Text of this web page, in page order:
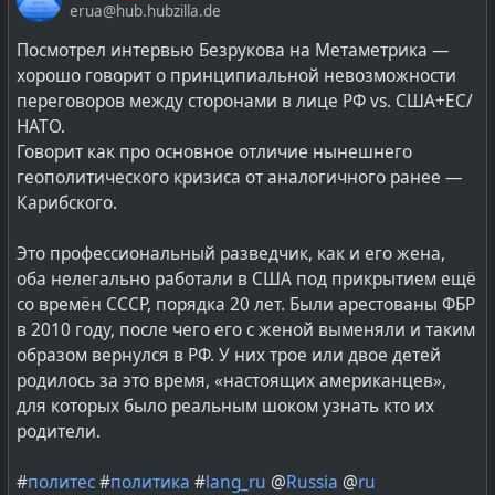
а нацизма — к построению тоталитарного
#фашизм#нацизм#тоталитаризм# общество
#lang_ru@Russia
антагонист тоталитаризму и либерал-демократизму.
Сваливание в тоталитаризм
На примере Италии и Германии известно, что фашизм
приводит к тоталитаризму. Возникает это по той
причине, что фашизм является союзом или же
объединением весьма различных политических сил.
Лишь на время примиряя и объединяя как
умеренных традиционалистов-консервато­ров, так и
нацистов (крайних представителей
националистической идеи).
Возникает данное явление как реакция на угрозу:
• победы «левого» варианта тоталитаризма
(коммунистов);
• скатывания общества в «разврат» либерал-
демократизма.
Союз диаметрально противоположных сил
В период инфантилизма социума мы вступили уже
очень давно, со времен формирования общества
потребления. С тех пор, как самым популярным и
кассовым голливудским жанром стали сказки для
детей и взрослых, будь то «Звездные войны» или
«Пираты Карибского моря».
сфере, когда в политику приходят 30-40-летние люди с
ценностной системой и эмоциональной сферой детей.
Возбудимые, капризные, безответственные, уверенные
в том, что они хорошие, не умеющие терпеть и
ждать, а главное — не умеющие договариваться
Еще жив [бывший государственный секретарь США]
Генри Киссинджер, живы люди ушедшей эпохи.
противников умных, интеллигентных, образованных,
erua@hub.hubzilla.de
Посмотрел интервью Безрукова на Метаметрика —
хорошо говорит о принципиальной невозможности
переговоров между сторонами в лице РФ vs. США+ЕС/
НАТО.
Говорит как про основное отличие нынешнего
геополитического кризиса от аналогичного ранее —
Карибского.
Это профессиональный разведчик, как и его жена,
оба нелегально работали в США под прикрытием ещё
со времён СССР, порядка 20 лет. Были арестованы ФБР
в 2010 году, после чего его с женой выменяли и таким
образом вернулся в РФ. У них трое или двое детей
родилось за это время, «настоящих американцев»,
для которых было реальным шоком узнать кто их
родители.
#политес#политика #lang_ru @Russia @ru